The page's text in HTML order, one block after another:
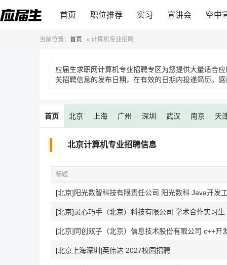
首页 职位推荐 实习 宣讲会 空中
当前位置： 首页 » 计算机专业招聘
应届生求职网计算机专业招聘专区为您提供大量适合
关招聘信息的发布日期，在有效的日期内投递简历。
首页 北京 上海 广州 深圳 武汉 南京 天
北京计算机专业招聘信息
标题
[北京]阳光数智科技有限责任公司 阳光数科.Java开发
[北京]灵心巧手（北京）科技有限公司 学术合作实习生
[北京]同创双子（北京）信息技术股份有限公司 c++开
[北京上海深圳]英伟达 2027校园招聘